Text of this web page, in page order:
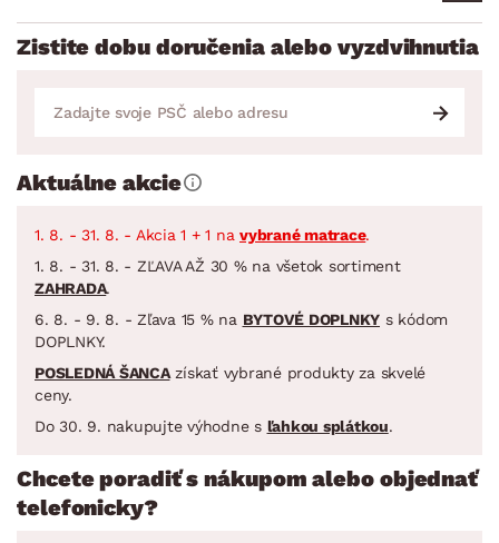
Zistite dobu doručenia alebo vyzdvihnutia
Aktuálne akcie
1. 8. - 31. 8. - Akcia 1 + 1 na vybrané matrace.
1. 8. - 31. 8. - ZĽAVA AŽ 30 % na všetok sortiment
ZAHRADA.
6. 8. - 9. 8. - Zľava 15 % na BYTOVÉ DOPLNKY s kódom
DOPLNKY.
POSLEDNÁ ŠANCAzískať vybrané produkty za skvelé
ceny.
Do 30. 9. nakupujte výhodne s ľahkou splátkou.
Chcete poradiť s nákupom alebo objednať
telefonicky?